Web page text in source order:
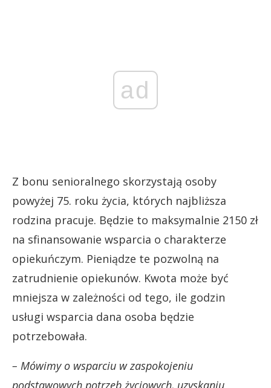
ad
Z bonu senioralnego skorzystają osoby
powyżej 75. roku życia, których najbliższa
rodzina pracuje. Będzie to maksymalnie 2150 zł
na sfinansowanie wsparcia o charakterze
opiekuńczym. Pieniądze te pozwolną na
zatrudnienie opiekunów. Kwota może być
mniejsza w zależności od tego, ile godzin
usługi wsparcia dana osoba będzie
potrzebowała.
– Mówimy o wsparciu w zaspokojeniu
podstawowych potrzeb życiowych, uzyskaniu